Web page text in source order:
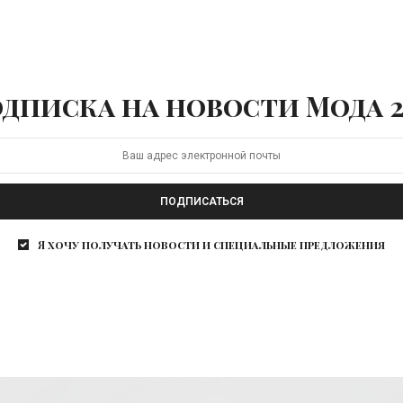
на новости Мода
ПОДПИСАТЬСЯ
Я хочу получать новости и специальные предложения